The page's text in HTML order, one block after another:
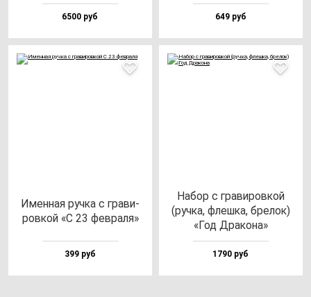
6500 руб 649 руб
Имен­ная руч­ка с гра­ви­
ров­кой «С 23 фев­ра­ля»
399 руб
Набор с гра­ви­ров­кой
(руч­ка, флеш­ка, бре­лок)
«Год Дра­ко­на»
1790 руб